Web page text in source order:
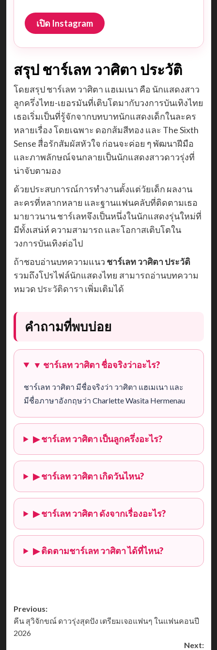
เปิด Instagram
สรุป ชาร์เลท วาศิตา ประวัติ
โดยสรุป ชาร์เลท วาศิตา แฮเมเนา คือ นักแสดงสาว
ลูกครึ่งไทย-เยอรมันที่เติบโตมากับวงการบันเทิงไทย
เธอเริ่มเป็นที่รู้จักจากบทบาทนักแสดงเด็กในละคร
หลายเรื่อง โดยเฉพาะ ดอกส้มสีทอง และ The Sixth
Sense สื่อรักสัมผัสหัวใจ ก่อนจะค่อย ๆ พัฒนาฝีมือ
และภาพลักษณ์จนกลายเป็นนักแสดงสาวดาวรุ่งที่
น่าจับตามอง
ด้วยประสบการณ์การทำงานตั้งแต่วัยเด็ก ผลงาน
ละครที่หลากหลาย และฐานแฟนคลับที่ติดตามเธอ
มายาวนาน ชาร์เลทจึงเป็นหนึ่งในนักแสดงรุ่นใหม่ที่
มีทั้งเสน่ห์ ความสามารถ และโอกาสเติบโตใน
วงการบันเทิงต่อไป
ถ้าชอบอ่านบทความแนว ชาร์เลท วาศิตา ประวัติ
รวมถึงโปรไฟล์นักแสดงไทย สามารถอ่านบทความ
หมวด ประวัติดารา เพิ่มเติมได้
คำถามที่พบบ่อย
▼ ชาร์เลท วาศิตา ชื่อจริงว่าอะไร?
ชาร์เลท วาศิตา มีชื่อจริงว่า วาศิตา แฮเมเนา และ
มีชื่อภาษาอังกฤษว่า Charlette Wasita Hermenau
▶ ชาร์เลท วาศิตา เป็นลูกครึ่งอะไร?
▶ ชาร์เลท วาศิตา เกิดวันไหน?
▶ ชาร์เลท วาศิตา ดังจากเรื่องอะไร?
▶ ติดตามชาร์เลท วาศิตา ได้ที่ไหน?
Post
navigation
Previous:
คีน สุวิจักขณ์ ดาวรุ่งสุดปัง เตรียมเจอแฟนๆ ในแฟนคอนปี
2026
Next: